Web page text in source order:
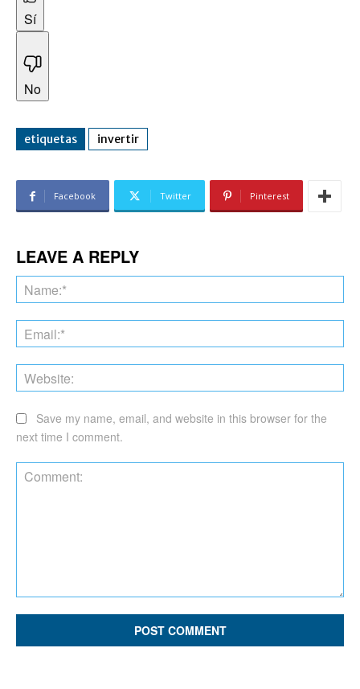
Sí
No
etiquetas invertir
Facebook Twitter Pinterest
LEAVE A REPLY
Save my name, email, and website in this browser for the
next time I comment.